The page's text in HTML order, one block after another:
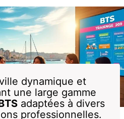
dynamique et
une large gamme
adaptées à divers
professionnelles.